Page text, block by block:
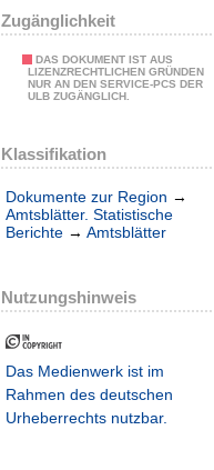
Zugänglichkeit
DAS DOKUMENT IST AUS
LIZENZRECHTLICHEN GRÜNDEN
NUR AN DEN SERVICE-PCS DER
ULB ZUGÄNGLICH.
Klassifikation
Dokumente zur Region →
Amtsblätter. Statistische
Berichte → Amtsblätter
Nutzungshinweis
Das Medienwerk ist im
Rahmen des deutschen
Urheberrechts nutzbar.